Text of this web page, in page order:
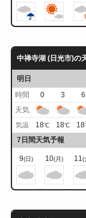
中禅寺湖 (日光市)の
明日
時間
0 3 6
天気
気温 18℃ 18℃ 18
7日間天気予報
9(日) 10(月) 11(